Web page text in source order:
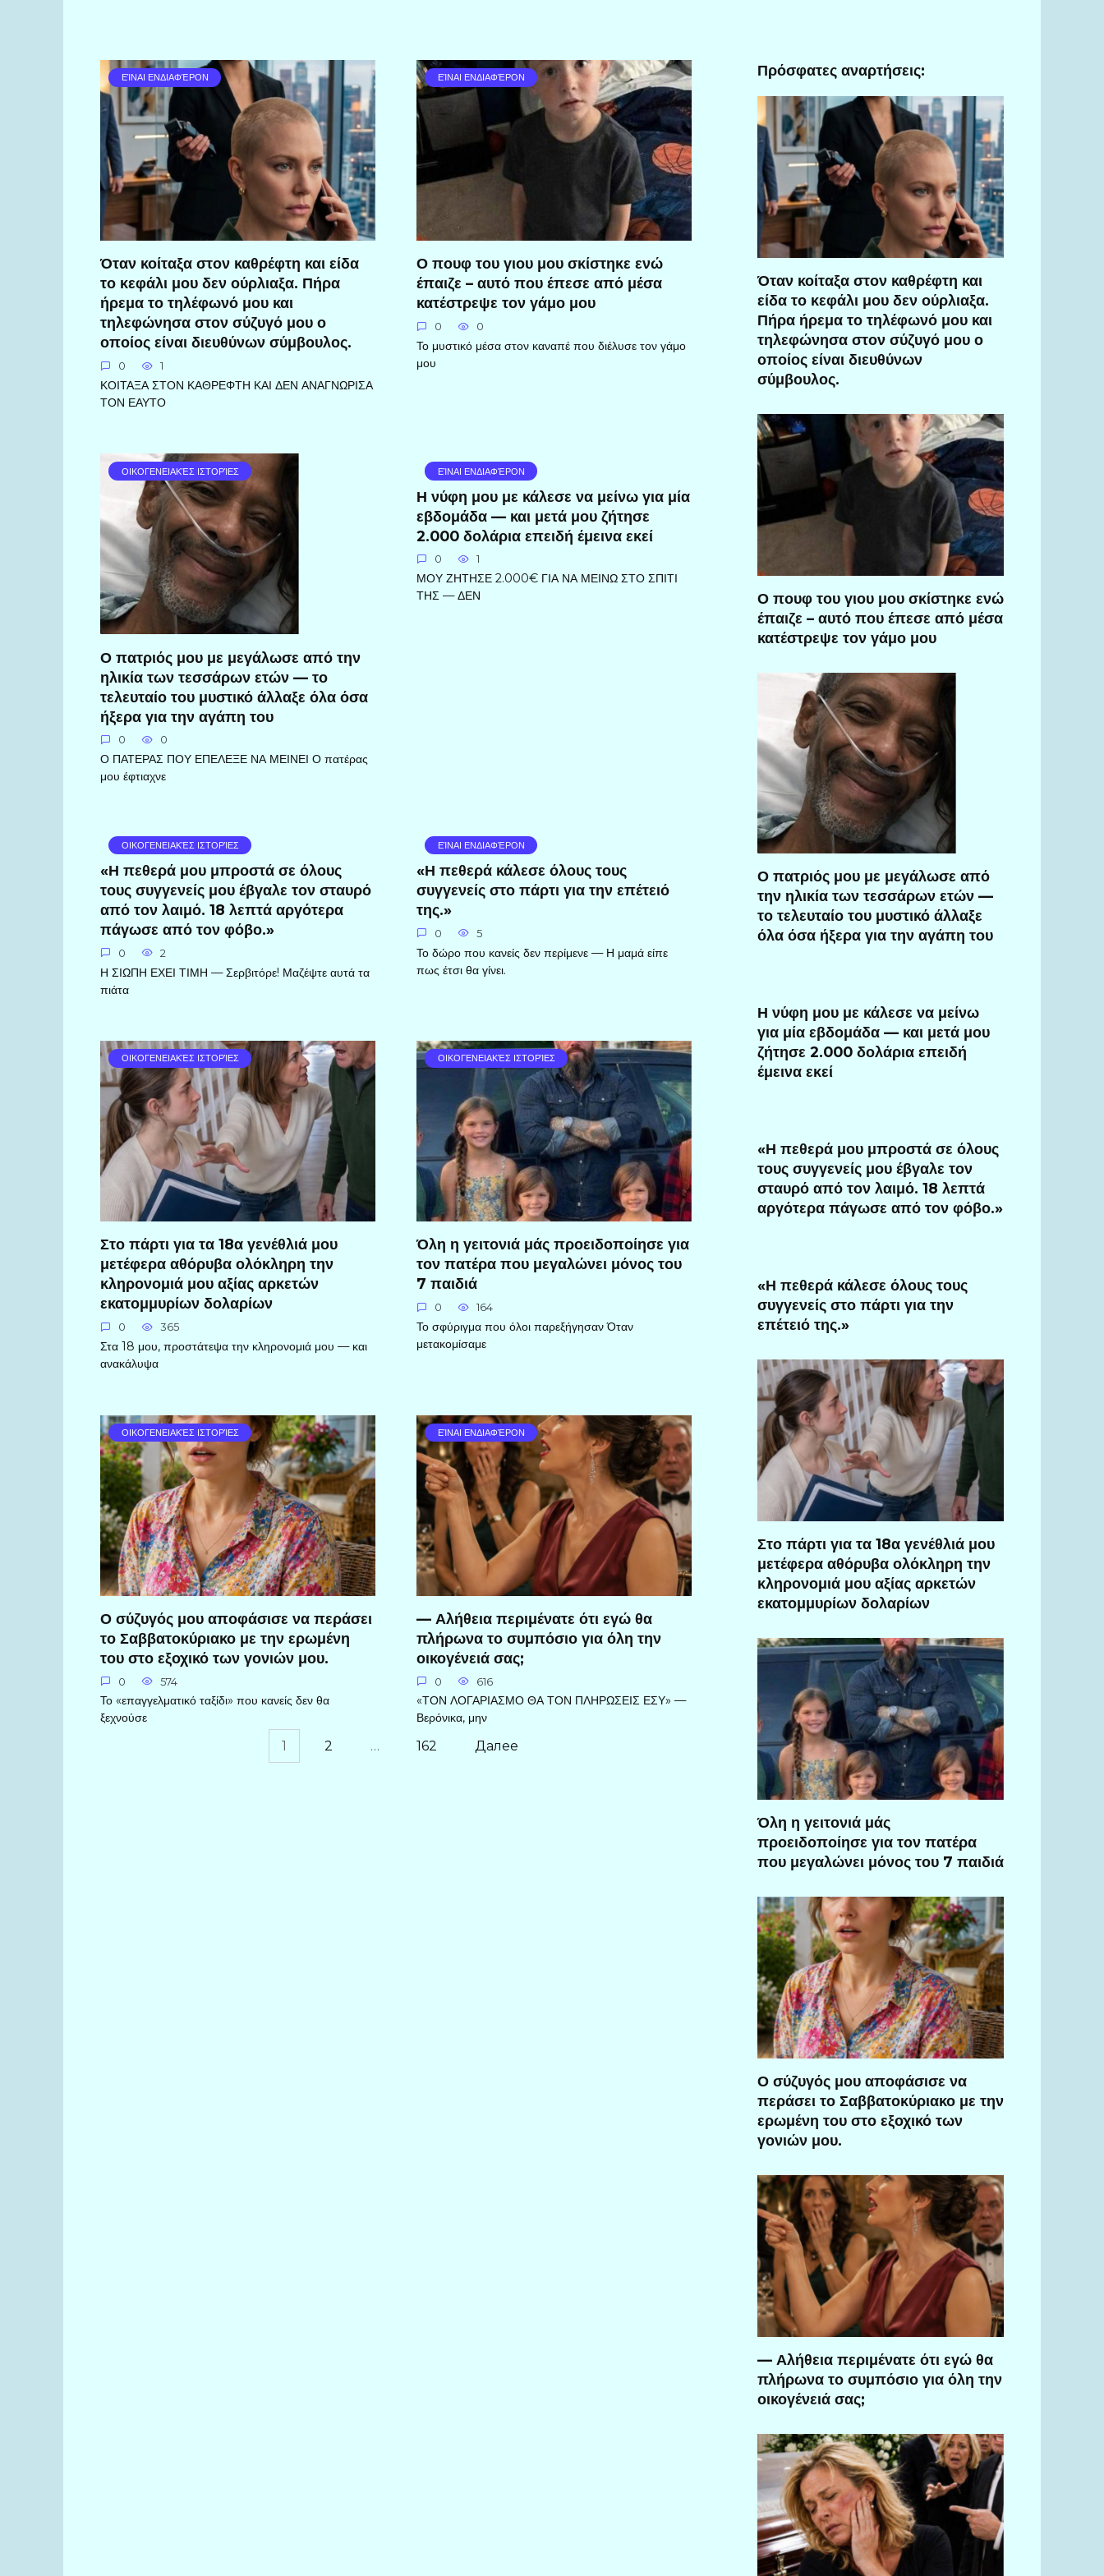
ΕΊΝΑΙ ΕΝΔΙΑΦΈΡΟΝ
Όταν κοίταξα στον καθρέφτη και είδα
το κεφάλι μου δεν ούρλιαξα. Πήρα
ήρεμα το τηλέφωνό μου και
τηλεφώνησα στον σύζυγό μου ο
οποίος είναι διευθύνων σύμβουλος.
0 1
ΚΟΙΤΑΞΑ ΣΤΟΝ ΚΑΘΡΕΦΤΗ ΚΑΙ ΔΕΝ ΑΝΑΓΝΩΡΙΣΑ
ΤΟΝ ΕΑΥΤΟ
ΕΊΝΑΙ ΕΝΔΙΑΦΈΡΟΝ
Ο πουφ του γιου μου σκίστηκε ενώ
έπαιζε – αυτό που έπεσε από μέσα
κατέστρεψε τον γάμο μου
0 0
Το μυστικό μέσα στον καναπέ που διέλυσε τον γάμο
μου
ΟΙΚΟΓΕΝΕΙΑΚΈΣ ΙΣΤΟΡΊΕΣ
Ο πατριός μου με μεγάλωσε από την
ηλικία των τεσσάρων ετών — το
τελευταίο του μυστικό άλλαξε όλα όσα
ήξερα για την αγάπη του
0 0
Ο ΠΑΤΕΡΑΣ ΠΟΥ ΕΠΕΛΕΞΕ ΝΑ ΜΕΙΝΕΙ Ο πατέρας
μου έφτιαχνε
ΕΊΝΑΙ ΕΝΔΙΑΦΈΡΟΝ
Η νύφη μου με κάλεσε να μείνω για μία
εβδομάδα — και μετά μου ζήτησε
2.000 δολάρια επειδή έμεινα εκεί
0 1
ΜΟΥ ΖΗΤΗΣΕ 2.000€ ΓΙΑ ΝΑ ΜΕΙΝΩ ΣΤΟ ΣΠΙΤΙ
ΤΗΣ — ΔΕΝ
ΟΙΚΟΓΕΝΕΙΑΚΈΣ ΙΣΤΟΡΊΕΣ
«Η πεθερά μου μπροστά σε όλους
τους συγγενείς μου έβγαλε τον σταυρό
από τον λαιμό. 18 λεπτά αργότερα
πάγωσε από τον φόβο.»
0 2
Η ΣΙΩΠΗ ΕΧΕΙ ΤΙΜΗ — Σερβιτόρε! Μαζέψτε αυτά τα
πιάτα
ΕΊΝΑΙ ΕΝΔΙΑΦΈΡΟΝ
«Η πεθερά κάλεσε όλους τους
συγγενείς στο πάρτι για την επέτειό
της.»
0 5
Το δώρο που κανείς δεν περίμενε — Η μαμά είπε
πως έτσι θα γίνει.
ΟΙΚΟΓΕΝΕΙΑΚΈΣ ΙΣΤΟΡΊΕΣ
Στο πάρτι για τα 18α γενέθλιά μου
μετέφερα αθόρυβα ολόκληρη την
κληρονομιά μου αξίας αρκετών
εκατομμυρίων δολαρίων
0 365
Στα 18 μου, προστάτεψα την κληρονομιά μου — και
ανακάλυψα
ΟΙΚΟΓΕΝΕΙΑΚΈΣ ΙΣΤΟΡΊΕΣ
Όλη η γειτονιά μάς προειδοποίησε για
τον πατέρα που μεγαλώνει μόνος του
7 παιδιά
0 164
Το σφύριγμα που όλοι παρεξήγησαν Όταν
μετακομίσαμε
ΟΙΚΟΓΕΝΕΙΑΚΈΣ ΙΣΤΟΡΊΕΣ
Ο σύζυγός μου αποφάσισε να περάσει
το Σαββατοκύριακο με την ερωμένη
του στο εξοχικό των γονιών μου.
0 574
Το «επαγγελματικό ταξίδι» που κανείς δεν θα
ξεχνούσε
ΕΊΝΑΙ ΕΝΔΙΑΦΈΡΟΝ
— Αλήθεια περιμένατε ότι εγώ θα
πλήρωνα το συμπόσιο για όλη την
οικογένειά σας;
0 616
«ΤΟΝ ΛΟΓΑΡΙΑΣΜΟ ΘΑ ΤΟΝ ΠΛΗΡΩΣΕΙΣ ΕΣΥ» —
Βερόνικα, μην
1 2 … 162 Далее
Πρόσφατες αναρτήσεις:
Όταν κοίταξα στον καθρέφτη και
είδα το κεφάλι μου δεν ούρλιαξα.
Πήρα ήρεμα το τηλέφωνό μου και
τηλεφώνησα στον σύζυγό μου ο
οποίος είναι διευθύνων
σύμβουλος.
Ο πουφ του γιου μου σκίστηκε ενώ
έπαιζε – αυτό που έπεσε από μέσα
κατέστρεψε τον γάμο μου
Ο πατριός μου με μεγάλωσε από
την ηλικία των τεσσάρων ετών —
το τελευταίο του μυστικό άλλαξε
όλα όσα ήξερα για την αγάπη του
Η νύφη μου με κάλεσε να μείνω
για μία εβδομάδα — και μετά μου
ζήτησε 2.000 δολάρια επειδή
έμεινα εκεί
«Η πεθερά μου μπροστά σε όλους
τους συγγενείς μου έβγαλε τον
σταυρό από τον λαιμό. 18 λεπτά
αργότερα πάγωσε από τον φόβο.»
«Η πεθερά κάλεσε όλους τους
συγγενείς στο πάρτι για την
επέτειό της.»
Στο πάρτι για τα 18α γενέθλιά μου
μετέφερα αθόρυβα ολόκληρη την
κληρονομιά μου αξίας αρκετών
εκατομμυρίων δολαρίων
Όλη η γειτονιά μάς
προειδοποίησε για τον πατέρα
που μεγαλώνει μόνος του 7 παιδιά
Ο σύζυγός μου αποφάσισε να
περάσει το Σαββατοκύριακο με την
ερωμένη του στο εξοχικό των
γονιών μου.
— Αλήθεια περιμένατε ότι εγώ θα
πλήρωνα το συμπόσιο για όλη την
οικογένειά σας;